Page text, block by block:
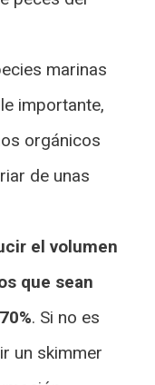
marinas
importante,
orgánicos
de unas
el volumen
que sean
. Si no es
un skimmer